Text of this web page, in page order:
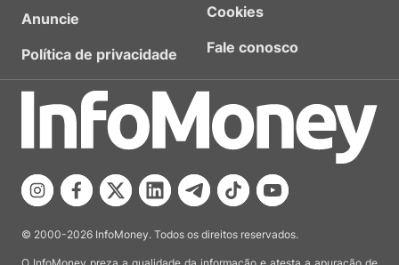
Anuncie
Política de privacidade
Cookies
Fale conosco
© 2000-2026 InfoMoney. Todos os direitos reservados.
O InfoMoney preza a qualidade da informação e atesta a apuração de